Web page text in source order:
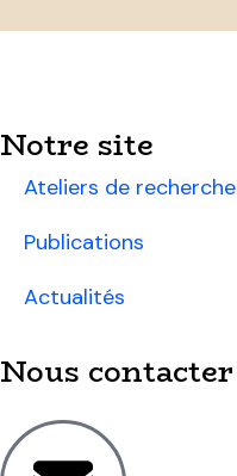
Notre site
Ateliers de recherche
Publications
Actualités
Nous contacter